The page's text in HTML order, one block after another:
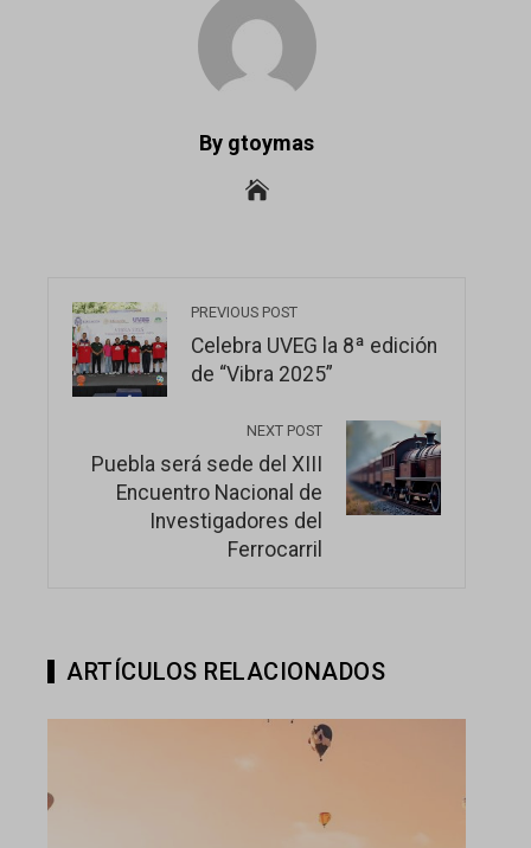
By gtoymas
PREVIOUS POST
Celebra UVEG la 8ª edición
de “Vibra 2025”
NEXT POST
Puebla será sede del XIII
Encuentro Nacional de
Investigadores del
Ferrocarril
ARTÍCULOS RELACIONADOS